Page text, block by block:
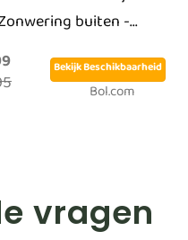
buiten -...
Bekijk Beschikbaarheid
Bol.com
vragen